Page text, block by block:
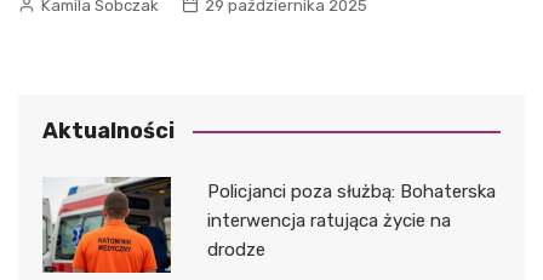
Kamila Sobczak 29 października 2025
Aktualności
Policjanci poza służbą: Bohaterska
interwencja ratująca życie na
drodze